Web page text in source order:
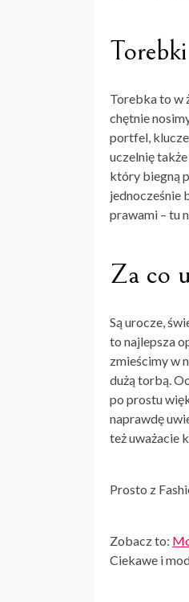
Torebka to w
chętnie
portfel,
uczelnię
który biegną
jednocześnie
prawami – tu
Za co
Są urocze,
to najlepsza
zmieścimy w
dużą torbą.
po prostu
naprawdę
też uważacie
Prosto z
Zobacz to:
Ciekawe i